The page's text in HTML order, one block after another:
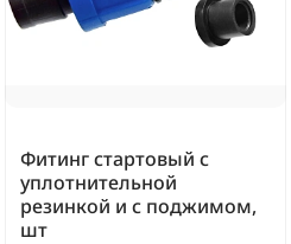
Фитинг стартовый с
уплотнительной
резинкой и с поджимом,
шт